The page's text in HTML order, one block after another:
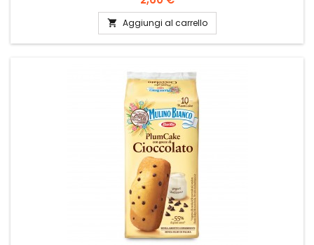
 Aggiungi al carrello